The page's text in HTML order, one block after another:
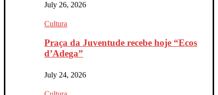
July 26, 2026
Cultura
Praça da Juventude recebe hoje “Ecos
d’Adega”
July 24, 2026